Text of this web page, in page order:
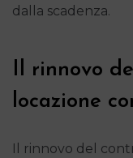
dalla scadenza.
Il rinnovo
locazione
Il rinnovo del